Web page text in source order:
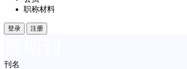
职称材料
登录 注册
刊名